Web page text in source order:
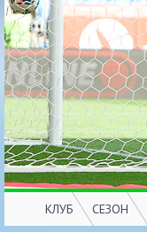
КЛУБ
СЕЗОН